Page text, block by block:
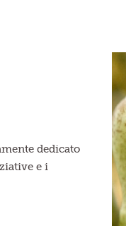
dedicato
e i